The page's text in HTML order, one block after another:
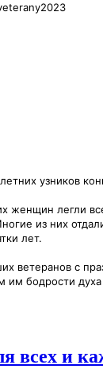
узников
женщин легли
из них
лет.
ветеранов с
им бодрости
всех и